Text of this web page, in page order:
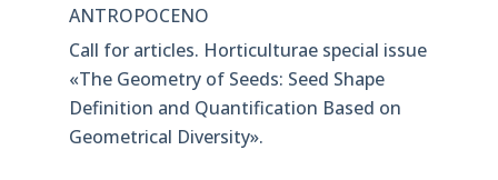
ANTROPOCENO
Call for articles. Horticulturae special issue
«The Geometry of Seeds: Seed Shape
Definition and Quantification Based on
Geometrical Diversity»​.